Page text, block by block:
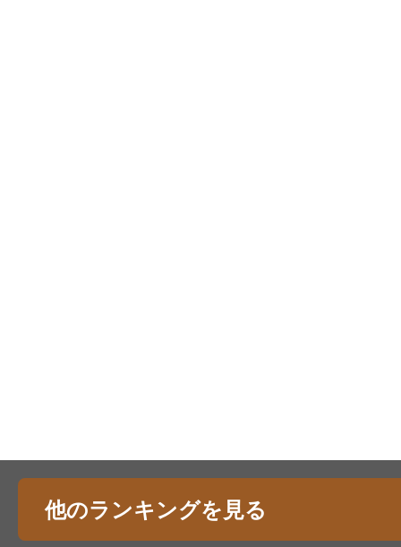
他のランキングを見る